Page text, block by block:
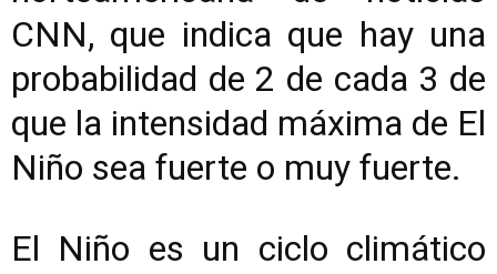
CNN, que indica que hay una
probabilidad de 2 de cada 3 de
que la intensidad máxima de El
Niño sea fuerte o muy fuerte.
El Niño es un ciclo climático